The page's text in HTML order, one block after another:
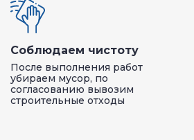
Соблюдаем чистоту
После выполнения работ
убираем мусор, по
согласованию вывозим
строительные отходы